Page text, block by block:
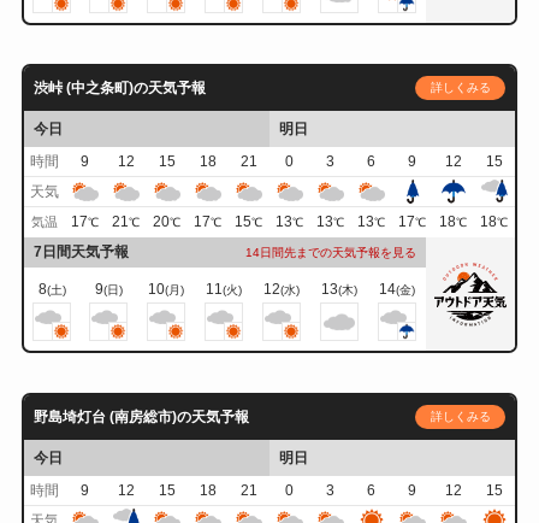
渋峠 (中之条町)の天気予報 詳しくみる
今日
明日
時間
9 12 15 18 21 0 3 6 9 12
15
天気
気温 17℃ 21℃ 20℃ 17℃ 15℃ 13℃ 13℃ 13℃ 17℃ 18℃ 18℃
7日間天気予報 14日間先までの天気予報を見る
8(土) 9(日) 10(月) 11(火) 12(水) 13(木) 14(金)
野島埼灯台 (南房総市)の天気予報 詳しくみる
今日
明日
時間
9 12 15 18 21 0 3 6 9 12
15